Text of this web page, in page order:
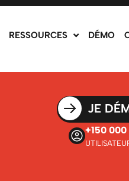
RESSOURCES DÉMO
JE
+150 000